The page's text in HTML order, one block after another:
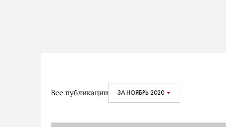
Все публикации ЗА НОЯБРЬ 2020